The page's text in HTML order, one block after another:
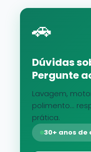
🚗
Dúvidas
Pergunte
Lavagem,
polimento...
prática.
30+ anos de